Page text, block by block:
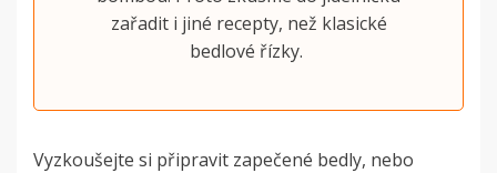
zařadit i jiné recepty, než klasické
bedlové řízky.
Vyzkoušejte si připravit zapečené bedly, nebo